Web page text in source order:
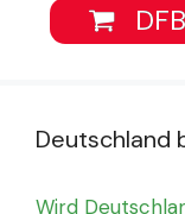
Deutschland
Wird